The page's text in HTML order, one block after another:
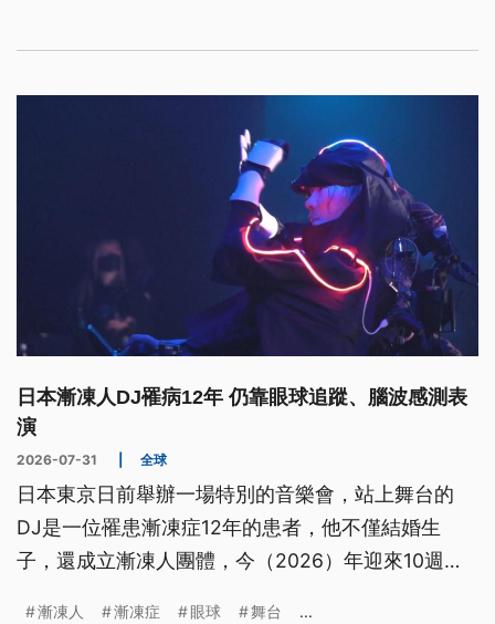
端引爆的，目標則是餐廳露天座位區的客人。
日本漸凍人DJ罹病12年 仍靠眼球追蹤、腦波感測表
演
2026-07-31 全球
日本東京日前舉辦一場特別的音樂會，站上舞台的
DJ是一位罹患漸凍症12年的患者，他不僅結婚生
子，還成立漸凍人團體，今（2026）年迎來10週
漸凍人 漸凍症 眼球 舞台 ...